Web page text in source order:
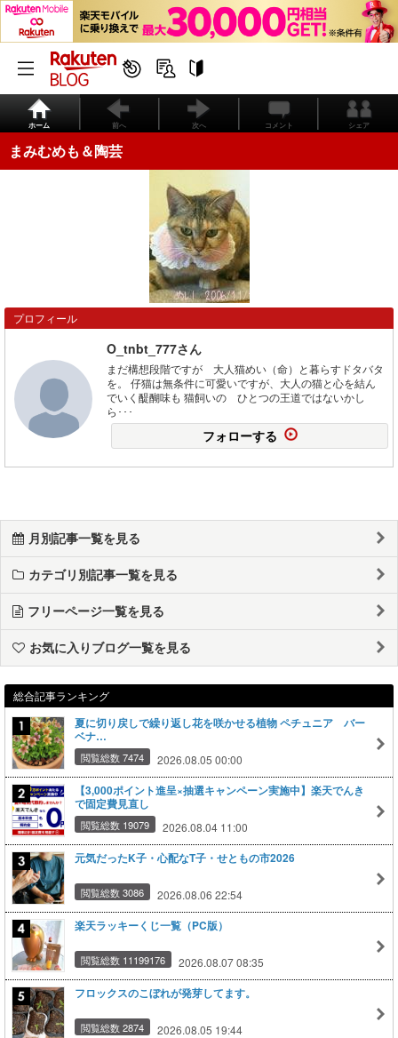
ホーム 前へ 次へ コメント シェア
まみむめも＆陶芸
プロフィール
O_tnbt_777さん
まだ構想段階ですが 大人猫めい（命）と暮らすドタバタ
を。 仔猫は無条件に可愛いですが、大人の猫と心を結ん
でいく醍醐味も 猫飼いの ひとつの王道ではないかし
ら･･･
フォローする
月別記事一覧を見る
カテゴリ別記事一覧を見る
フリーページ一覧を見る
お気に入りブログ一覧を見る
総合記事ランキング
夏に切り戻しで繰り返し花を咲かせる植物 ペチュニア バー
ベナ…
閲覧総数 7474 2026.08.05 00:00
【3,000ポイント進呈×抽選キャンペーン実施中】楽天でんき
で固定費見直し
閲覧総数 19079 2026.08.04 11:00
元気だったK子・心配なT子・せともの市2026
閲覧総数 3086 2026.08.06 22:54
楽天ラッキーくじ一覧（PC版）
閲覧総数 11199176 2026.08.07 08:35
フロックスのこぼれが発芽してます。
閲覧総数 2874 2026.08.05 19:44